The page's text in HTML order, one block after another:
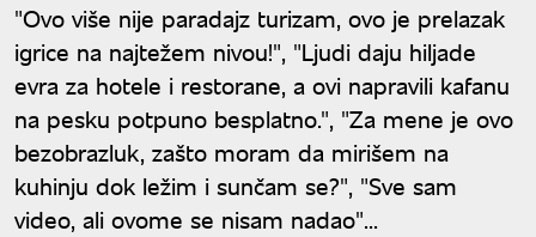
"Ovo više nije paradajz turizam, ovo je prelazak
igrice na najtežem nivou!", "Ljudi daju hiljade
evra za hotele i restorane, a ovi napravili kafanu
na pesku potpuno besplatno.", "Za mene je ovo
bezobrazluk, zašto moram da mirišem na
kuhinju dok ležim i sunčam se?", "Sve sam
video, ali ovome se nisam nadao"...